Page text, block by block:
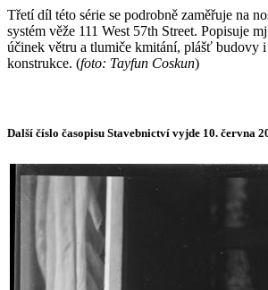
Třetí díl této série se podrobně zaměřuje na
systém věže 111 West 57th Street. Popisuje
účinek větru a tlumiče kmitání, plášť budovy
konstrukce. (foto: Tayfun Coskun)
Další číslo časopisu Stavebnictví vyjde 10. června